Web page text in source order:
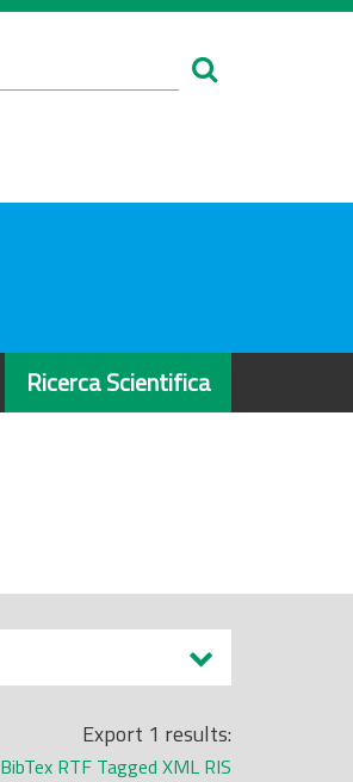
Ricerca Scientifica
Export 1 results:
BibTex RTF Tagged XML RIS